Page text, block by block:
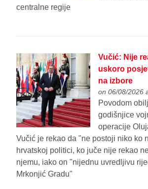
centralne regije
Vučić: Nije
uskoro
na izbore
on 06/08/2026
Povodom
godišnjice
operacije
Vučić je rekao da "ne postoji niko ko
hrvatskoj politici, ko juče nije rekao
njemu, iako on "nijednu uvredljivu
Mrkonjić Gradu"